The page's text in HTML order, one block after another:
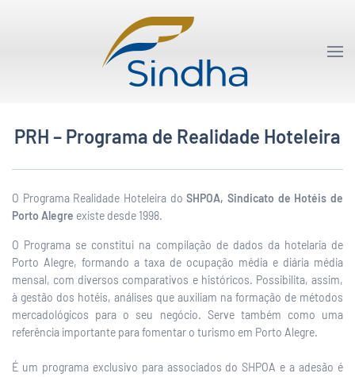
PRH – Programa de Realidade Hoteleira
O Programa Realidade Hoteleira doSHPOA, Sindicato de Hotéis de
Porto Alegre existe desde 1998.
O Programa se constitui na compilação de dados da hotelaria de
Porto Alegre, formando a taxa de ocupação média e diária média
mensal, com diversos comparativos e históricos. Possibilita, assim,
à gestão dos hotéis, análises que auxiliam na formação de métodos
mercadológicos para o seu negócio. Serve também como uma
referência importante para fomentar o turismo em Porto Alegre.
É um programa exclusivo para associados do SHPOA e a adesão é